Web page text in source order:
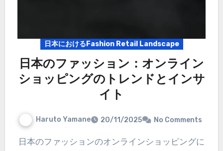
日本におけるFashion Retail Landscape
日本のファッション：オンライン
ショッピングのトレンドとインサ
イト
Haruto Yamane 20/11/2025 No Comments
日本のファッションのオンラインショッピングに